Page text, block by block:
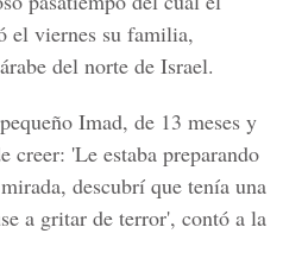
el viernes su familia,
del norte de Israel.
Imad, de 13 meses y
creer: 'Le estaba preparando
descubrí que tenía una
a gritar de terror', contó a la